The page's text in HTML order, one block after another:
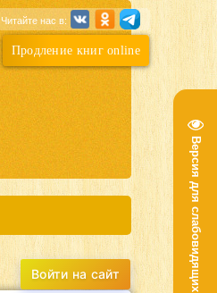
Версия для слабовидящих
Продление книг online
Читайте нас в: